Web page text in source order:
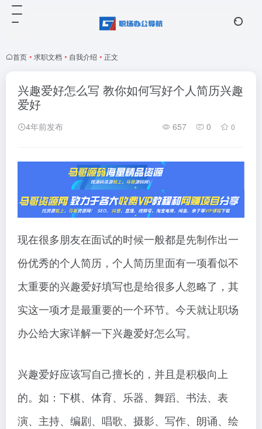
首页 • 求职文档 • 自我介绍 • 正文
兴趣爱好怎么写 教你如何写好个人简历兴趣
爱好
4年前发布 657 0 0
现在很多朋友在面试的时候一般都是先制作出一
份优秀的个人简历，个人简历里面有一项看似不
太重要的兴趣爱好填写也是给很多人忽略了，其
实这一项才是最重要的一个环节。今天就让职场
办公给大家详解一下兴趣爱好怎么写。
兴趣爱好应该写自己擅长的，并且是积极向上
的。如：下棋、体育、乐器、舞蹈、书法、表
演、主持、编剧、唱歌、摄影、写作、朗诵、绘